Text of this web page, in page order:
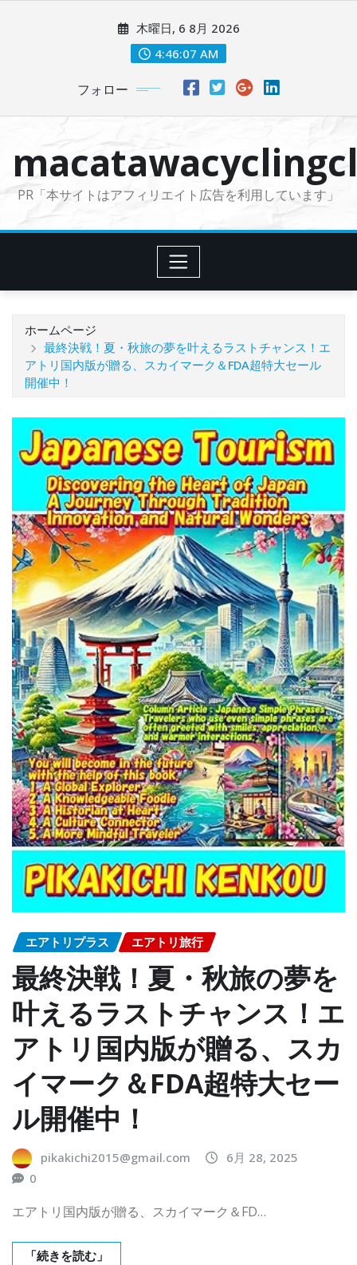
に
木曜日, 6 8月 2026
4:46:08 AM
フォロー
PR「本サイトはアフィリエイト広告を利用しています」
ホームページ
最終決戦！夏・秋旅の夢を叶えるラストチャンス！エ
アトリ国内版が贈る、スカイマーク＆FDA超特大セール
開催中！
エアトリプラス エアトリ旅行
最終決戦！夏・秋旅の夢を
叶えるラストチャンス！エ
アトリ国内版が贈る、スカ
イマーク＆FDA超特大セー
ル開催中！
pikakichi2015@gmail.com
6月 28, 2025
0
エアトリ国内版が贈る、スカイマーク＆FD…
「続きを読む」